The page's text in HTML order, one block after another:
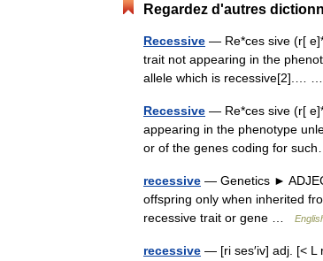
Regardez d'autres
Recessive — Re*ces sive (r[
trait not appearing in the
allele which is recessive[2].…
Recessive — Re*ces sive (r[
appearing in the phenotype
or of the genes coding for
recessive — Genetics ►
offspring only when inherited
recessive trait or gene …
recessive — [ri ses′iv] adj. [< L